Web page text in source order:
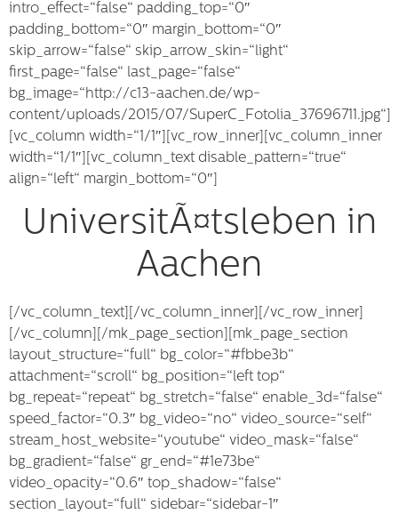
intro_effect=“false“ padding_top=“0″
padding_bottom=“0″ margin_bottom=“0″
skip_arrow=“false“ skip_arrow_skin=“light“
first_page=“false“ last_page=“false“
bg_image=“http://c13-aachen.de/wp-
content/uploads/2015/07/SuperC_Fotolia_37696711.jpg“]
[vc_column width=“1/1″][vc_row_inner][vc_column_inner
width=“1/1″][vc_column_text disable_pattern=“true“
align=“left“ margin_bottom=“0″]
UniversitÃ¤tsleben in
Aachen
[/vc_column_text][/vc_column_inner][/vc_row_inner]
[/vc_column][/mk_page_section][mk_page_section
layout_structure=“full“ bg_color=“#fbbe3b“
attachment=“scroll“ bg_position=“left top“
bg_repeat=“repeat“ bg_stretch=“false“ enable_3d=“false“
speed_factor=“0.3″ bg_video=“no“ video_source=“self“
stream_host_website=“youtube“ video_mask=“false“
bg_gradient=“false“ gr_end=“#1e73be“
video_opacity=“0.6″ top_shadow=“false“
section_layout=“full“ sidebar=“sidebar-1″